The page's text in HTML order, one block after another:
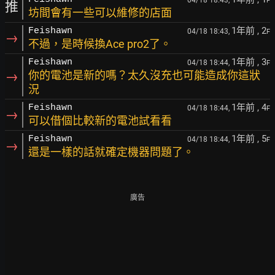
推 坊間會有一些可以維修的店面
→ Feishawn 04/18 18:43, 1年前 , 2F
不過，是時候換Ace pro2了。
→
Feishawn 04/18 18:44, 1年前 , 3F
你的電池是新的嗎？太久沒充也可能造成你這狀
況
→ Feishawn 04/18 18:44, 1年前 , 4F
可以借個比較新的電池試看看
→ Feishawn 04/18 18:44, 1年前 , 5F
還是一樣的話就確定機器問題了。
廣告